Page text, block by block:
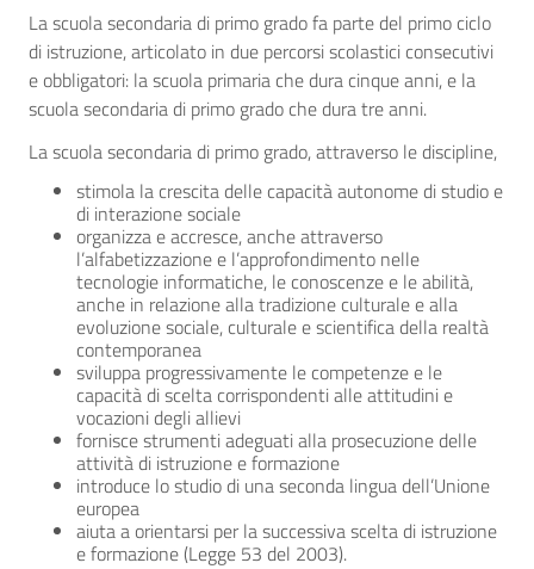
La scuola secondaria di primo grado fa parte del primo ciclo
di istruzione, articolato in due percorsi scolastici consecutivi
e obbligatori: la scuola primaria che dura cinque anni, e la
scuola secondaria di primo grado che dura tre anni.
La scuola secondaria di primo grado, attraverso le discipline,
stimola la crescita delle capacità autonome di studio e
di interazione sociale
organizza e accresce, anche attraverso
l’alfabetizzazione e l’approfondimento nelle
tecnologie informatiche, le conoscenze e le abilità,
anche in relazione alla tradizione culturale e alla
evoluzione sociale, culturale e scientifica della realtà
contemporanea
sviluppa progressivamente le competenze e le
capacità di scelta corrispondenti alle attitudini e
vocazioni degli allievi
fornisce strumenti adeguati alla prosecuzione delle
attività di istruzione e formazione
introduce lo studio di una seconda lingua dell’Unione
europea
aiuta a orientarsi per la successiva scelta di istruzione
e formazione (Legge 53 del 2003).